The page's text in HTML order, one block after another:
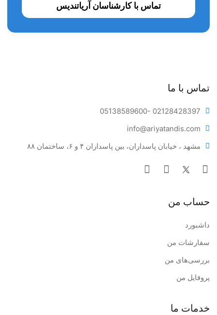
تماس با کارشناسان آریاتندیس
تماس با ما
05138589600- 02128428397
info@ariyatandis.com
مشهد ، خیابان پاسداران، بین پاسداران ۴ و ۶، ساختمان ۸۸
حساب من
داشبورد
سفارشات من
بررسی‌های من
پروفایل من
خدمات ما